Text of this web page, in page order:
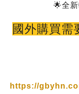
🌟全
國外購買需
https://